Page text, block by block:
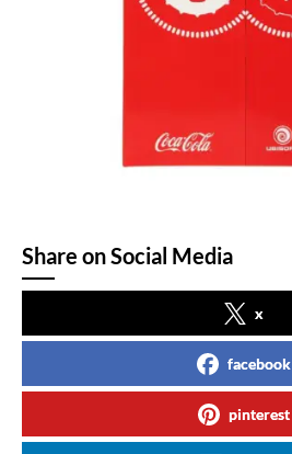
Share on Social Media
x
facebook
pinterest